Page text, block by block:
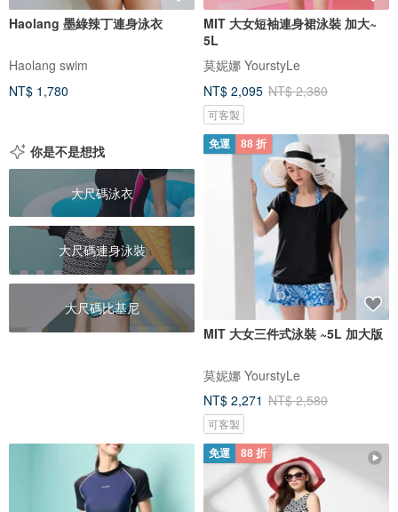
Haolang 墨綠辣丁連身泳衣
Haolang swim
NT$ 1,780
MIT 大女短袖連身裙泳裝 加大~
5L
莫妮娜 YourstyLe
NT$ 2,095 NT$ 2,380
可客製
你是不是想找
大尺碼泳衣
大尺碼連身泳裝
大尺碼比基尼
免運 88 折
MIT 大女三件式泳裝 ~5L 加大版
莫妮娜 YourstyLe
NT$ 2,271 NT$ 2,580
可客製
免運 88 折